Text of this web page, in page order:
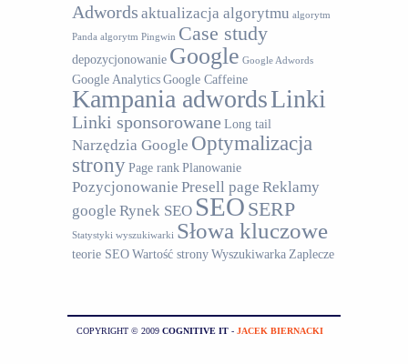
Adwords aktualizacja algorytmu algorytm
Panda algorytm Pingwin Case study
depozycjonowanie Google Google Adwords
Google AnalyticsGoogle Caffeine
Kampania adwordsLinki
Linki sponsorowane Long tail
Narzędzia Google Optymalizacja
stronyPage rankPlanowanie
Pozycjonowanie Presell page Reklamy
google Rynek SEO SEO SERP
Statystyki wyszukiwarki Słowa kluczowe
teorie SEOWartość stronyWyszukiwarka Zaplecze
COPYRIGHT © 2009 COGNITIVE IT - JACEK BIERNACKI